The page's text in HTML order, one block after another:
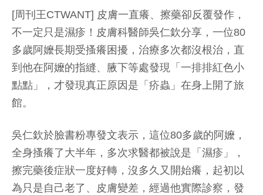
[周刊王CTWANT] 皮膚一直癢、擦藥卻反覆發作，
不一定只是濕疹！皮膚科醫師吳仁欽分享，一位80
多歲阿嬤長期受搔癢困擾，治療多次都沒根治，直
到他在阿嬤的指縫、腋下等處發現「一排排紅色小
點點」，才發現真正原因是「疥蟲」在身上開了旅
館。
吳仁欽於臉書粉專發文表示，這位80多歲的阿嬤，
全身搔癢了大半年，多次求醫都被說是「濕疹」，
擦完藥後症狀一度好轉，沒多久又開始癢，起初以
為只是自己老了、皮膚變差，經過他實際診察，發